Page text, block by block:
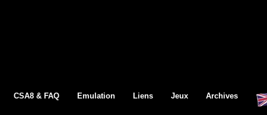
CSA8 & FAQ Emulation Liens Jeux Archives